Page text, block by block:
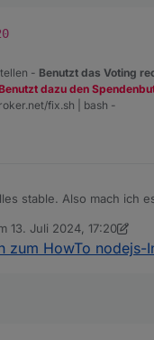
- Benutzt das Voting
dazu den
fix.sh | bash -
stable. Also mach ich
13. Juli 2024, 17:20
von Thomas Braun
zum HowTo nodejs-